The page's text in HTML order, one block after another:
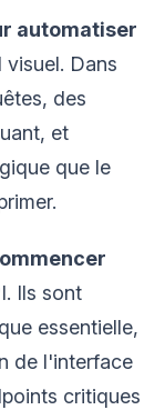
automatiser
visuel. Dans
des
et
que le
Ils sont
essentielle,
de l'interface
critiques